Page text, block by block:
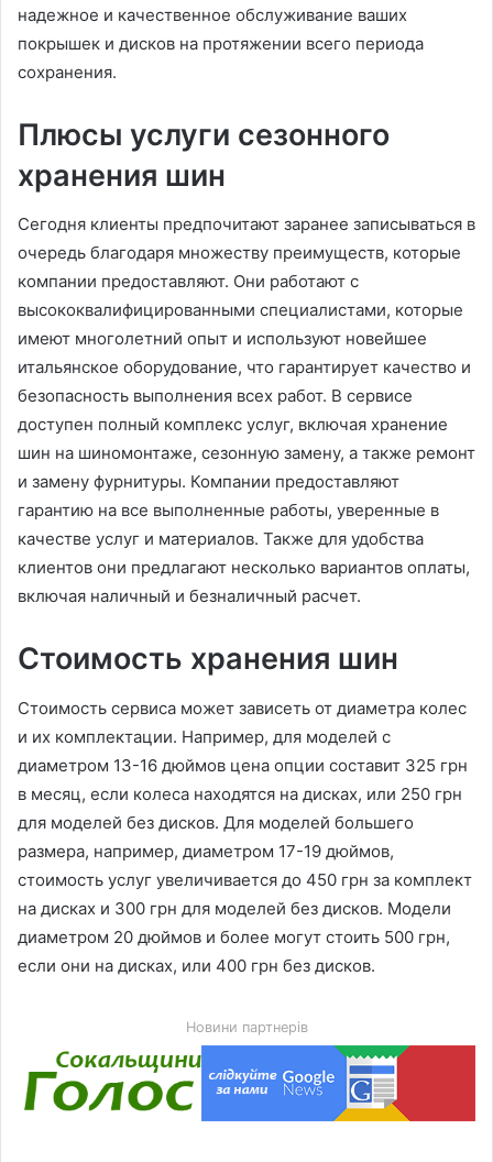
надежное и качественное обслуживание ваших
покрышек и дисков на протяжении всего периода
сохранения.
Плюсы услуги сезонного
хранения шин
Сегодня клиенты предпочитают заранее записываться в
очередь благодаря множеству преимуществ, которые
компании предоставляют. Они работают с
высококвалифицированными специалистами, которые
имеют многолетний опыт и используют новейшее
итальянское оборудование, что гарантирует качество и
безопасность выполнения всех работ. В сервисе
доступен полный комплекс услуг, включая хранение
шин на шиномонтаже, сезонную замену, а также ремонт
и замену фурнитуры. Компании предоставляют
гарантию на все выполненные работы, уверенные в
качестве услуг и материалов. Также для удобства
клиентов они предлагают несколько вариантов оплаты,
включая наличный и безналичный расчет.
Стоимость хранения шин
Стоимость сервиса может зависеть от диаметра колес
и их комплектации. Например, для моделей с
диаметром 13-16 дюймов цена опции составит 325 грн
в месяц, если колеса находятся на дисках, или 250 грн
для моделей без дисков. Для моделей большего
размера, например, диаметром 17-19 дюймов,
стоимость услуг увеличивается до 450 грн за комплект
на дисках и 300 грн для моделей без дисков. Модели
диаметром 20 дюймов и более могут стоить 500 грн,
если они на дисках, или 400 грн без дисков.
Новини партнерів